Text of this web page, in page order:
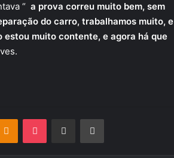
“ a prova correu muito bem, sem
do carro, trabalhamos muito, e
muito contente, e agora há que
Odnoklassniki
Pocket Partilhar Via Email Imprimir